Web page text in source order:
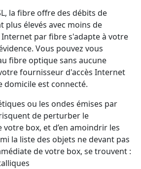
la fibre offre des débits de
plus élevés avec moins de
par fibre s'adapte à votre
Vous pouvez vous
fibre optique sans aucune
fournisseur d'accès Internet
domicile est connecté.
ou les ondes émises par
de perturber le
box, et d’en amoindrir les
la liste des objets ne devant pas
de votre box, se trouvent :